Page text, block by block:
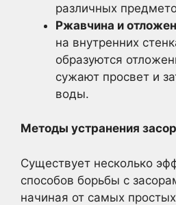
различных
Ржавчина и
на внутренних
образуются
сужают просвет и
воды.
Методы устранения
Существует несколько
способов борьбы с
начиная от самых